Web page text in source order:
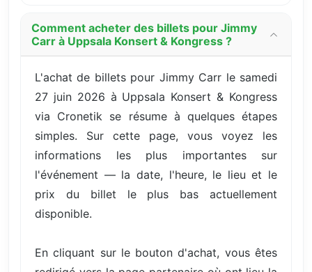
Comment acheter des billets pour Jimmy
Carr à Uppsala Konsert & Kongress ?
L'achat de billets pour Jimmy Carr le samedi
27 juin 2026 à Uppsala Konsert & Kongress
via Cronetik se résume à quelques étapes
simples. Sur cette page, vous voyez les
informations les plus importantes sur
l'événement — la date, l'heure, le lieu et le
prix du billet le plus bas actuellement
disponible.
En cliquant sur le bouton d'achat, vous êtes